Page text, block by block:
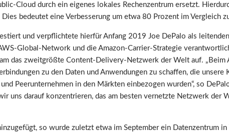
Cloud durch ein eigenes lokales Rechenzentrum ersetzt.
bedeutet eine Verbesserung um etwa 80 Prozent im Vergleich
und verpflichtete hierfür Anfang 2019 Joe DePalo als
Global-Network und die Amazon-Carrier-Strategie
das zweitgrößte Content-Delivery-Netzwerk der Welt auf.
zu den Daten und Anwendungen zu schaffen, die
Peerunternehmen in den Märkten einbezogen wurden“, so
uns darauf konzentrieren, das am besten vernetzte Netzwerk der
so wurde zuletzt etwa im September ein Datenzentrum